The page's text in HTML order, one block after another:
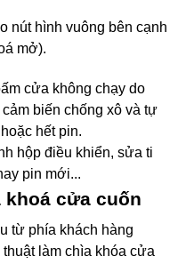
nút hình vuông bên cạnh
mở).
cửa không chạy do
biến chống xô và tự
hết pin.
hộp điều khiển, sửa ti
pin mới...
khoá cửa cuốn
từ phía khách hàng
làm chìa khóa cửa